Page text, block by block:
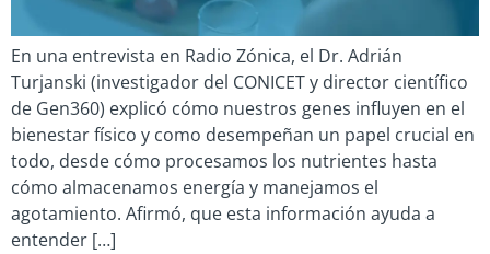
En una entrevista en Radio Zónica, el Dr. Adrián
Turjanski (investigador del CONICET y director científico
de Gen360) explicó cómo nuestros genes influyen en el
bienestar físico y como desempeñan un papel crucial en
todo, desde cómo procesamos los nutrientes hasta
cómo almacenamos energía y manejamos el
agotamiento. Afirmó, que esta información ayuda a
entender […]